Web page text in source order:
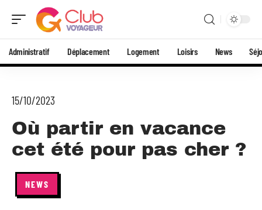
Administratif Déplacement Logement Loisirs News
15/10/2023
Où partir en vacance
cet été pour pas cher ?
NEWS